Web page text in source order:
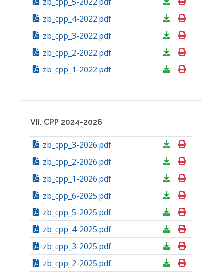
zb_cpp_4-2022.pdf
zb_cpp_3-2022.pdf
zb_cpp_2-2022.pdf
zb_cpp_1-2022.pdf
VII. CPP 2024-2026
zb_cpp_3-2026.pdf
zb_cpp_2-2026.pdf
zb_cpp_1-2026.pdf
zb_cpp_6-2025.pdf
zb_cpp_5-2025.pdf
zb_cpp_4-2025.pdf
zb_cpp_3-2025.pdf
zb_cpp_2-2025.pdf